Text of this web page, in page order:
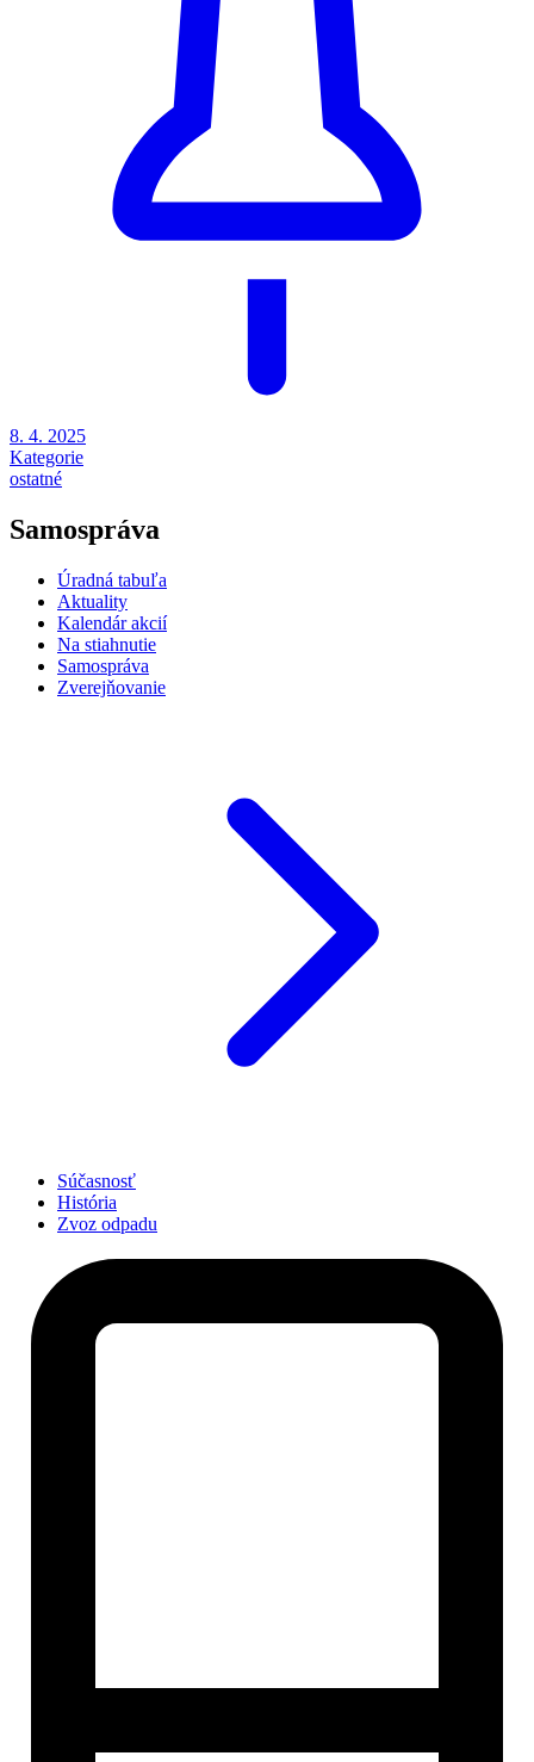
8. 4. 2025
Kategorie
ostatné
Samospráva
Úradná tabuľa
Aktuality
Kalendár akcií
Na stiahnutie
Samospráva
Zverejňovanie
Súčasnosť
História
Zvoz odpadu